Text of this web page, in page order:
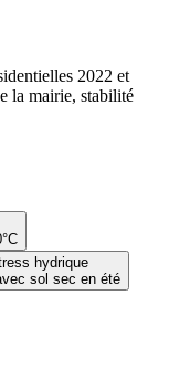
hydrique
sol sec en été
2022 et
la mairie, stabilité